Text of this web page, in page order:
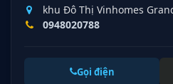
khu Đô Thị Vinhomes
0948020788
Gọi điện